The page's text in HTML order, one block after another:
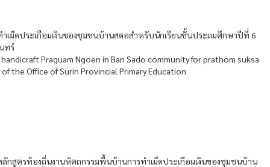
ม็ดประเกือมเงินของชุมชนบ้านสดอสำหรับนักเรียนชั้นประถมศึกษาปีที่ 6
ทร์
Praguam Ngoen in Ban Sado community for prathom suksa
the Office of Surin Provincial Primary Education
สูตรท้องถิ่นงานหัตถกรรมพื้นบ้านการทำเม็ดประเกือมเงินของชุมชนบ้าน